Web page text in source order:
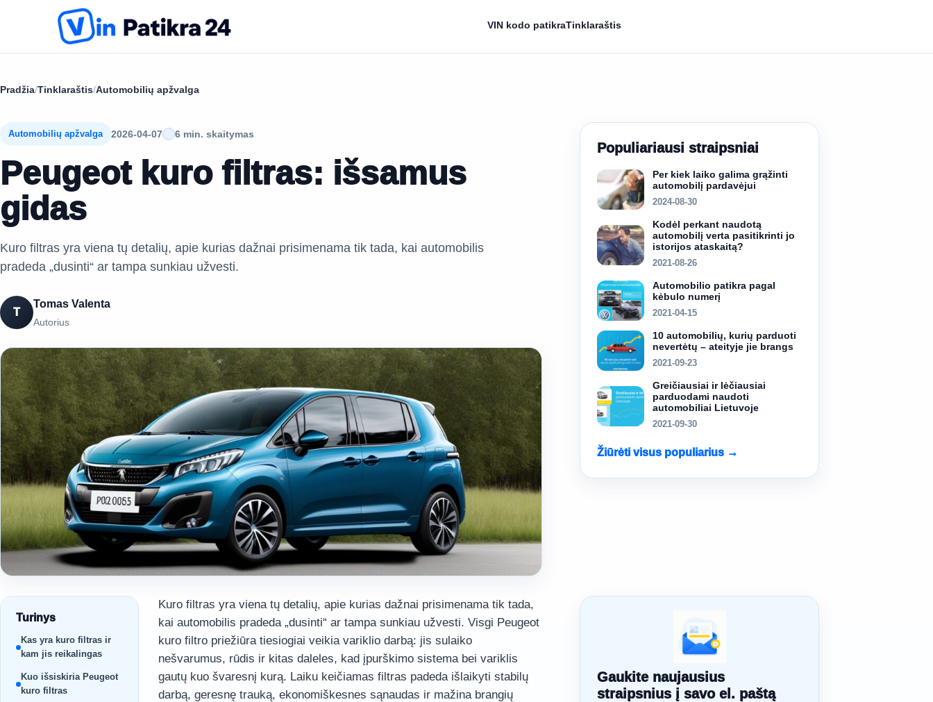
VIN kodo patikraTinklaraštis
Pradžia/Tinklaraštis/Automobilių apžvalga
Automobilių apžvalga 2026-04-07 6 min. skaitymas
Peugeot kuro filtras: išsamus
gidas
Kuro filtras yra viena tų detalių, apie kurias dažnai prisimenama tik tada, kai automobilis
pradeda „dusinti“ ar tampa sunkiau užvesti.
T
Tomas Valenta
Autorius
Populiariausi straipsniai
Per kiek laiko galima grąžinti
automobilį pardavėjui
2024-08-30
Kodėl perkant naudotą
automobilį verta pasitikrinti jo
istorijos ataskaitą?
2021-08-26
Automobilio patikra pagal
kėbulo numerį
2021-04-15
10 automobilių, kurių parduoti
nevertėtų – ateityje jie brangs
2021-09-23
Greičiausiai ir lėčiausiai
parduodami naudoti
automobiliai Lietuvoje
2021-09-30
Žiūrėti visus populiarius →
Turinys
Kas yra kuro filtras ir
kam jis reikalingas
Kuo išsiskiria Peugeot
kuro filtras
Kuro filtras yra viena tų detalių, apie kurias dažnai prisimenama tik tada,
kai automobilis pradeda „dusinti“ ar tampa sunkiau užvesti. Visgi Peugeot
kuro filtro priežiūra tiesiogiai veikia variklio darbą: jis sulaiko
nešvarumus, rūdis ir kitas daleles, kad įpurškimo sistema bei variklis
gautų kuo švaresnį kurą. Laiku keičiamas filtras padeda išlaikyti stabilų
darbą, geresnę trauką, ekonomiškesnes sąnaudas ir mažina brangių
Gaukite naujausius
straipsnius į savo el. paštą